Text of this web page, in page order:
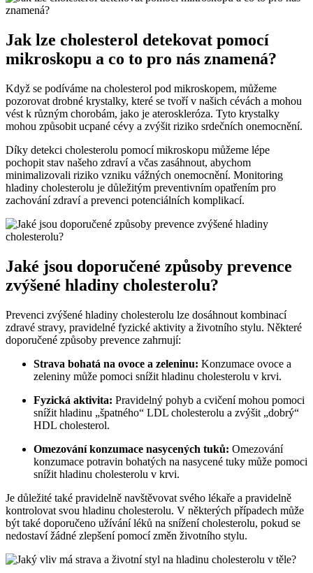
Jak lze cholesterol detekovat pomocí
mikroskopu a co to pro nás znamená?
Když se podíváme na cholesterol pod mikroskopem, můžeme
pozorovat drobné krystalky, které se tvoří v našich cévách a mohou
vést k různým chorobám, jako je ateroskleróza. Tyto krystalky
mohou způsobit ucpané cévy a zvýšit riziko srdečních onemocnění.
Díky detekci cholesterolu pomocí mikroskopu můžeme lépe
pochopit stav našeho zdraví a včas zasáhnout, abychom
minimalizovali riziko vzniku vážných onemocnění. Monitoring
hladiny cholesterolu je důležitým preventivním opatřením pro
zachování zdraví a prevenci potenciálních komplikací.
Jaké jsou doporučené způsoby prevence
zvýšené hladiny cholesterolu?
Prevenci zvýšené hladiny cholesterolu lze dosáhnout kombinací
zdravé stravy, pravidelné fyzické aktivity a životního stylu. Některé
doporučené způsoby prevence zahrnují:
Strava bohatá na ovoce a zeleninu: Konzumace ovoce a
zeleniny může pomoci snížit hladinu cholesterolu v krvi.
Fyzická aktivita: Pravidelný pohyb a cvičení mohou pomoci
snížit hladinu „špatného“ LDL cholesterolu a zvýšit „dobrý“
HDL cholesterol.
Omezování konzumace nasycených tuků: Omezování
konzumace potravin bohatých na nasycené tuky může pomoci
snížit hladinu cholesterolu v krvi.
Je důležité také pravidelně navštěvovat svého lékaře a pravidelně
kontrolovat svou hladinu cholesterolu. V některých případech může
být také doporučeno užívání léků na snížení cholesterolu, pokud se
nedostaví žádné zlepšení pomocí změn životního stylu.